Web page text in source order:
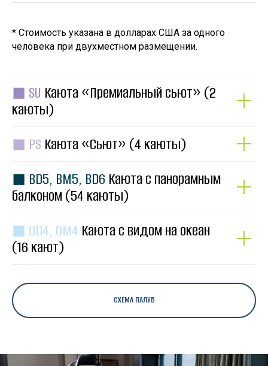
* Стоимость указана в долларах США за одного
человека при двухместном размещении.
◼ SU Каюта «Премиальный сьют» (2
каюты)
◼ PS Каюта «Сьют» (4 каюты)
◼ BD5, BM5, BD6 Каюта с панорамным
балконом (54 каюты)
◼ OD4, OM4 Каюта с видом на океан
(16 кают)
СХЕМА ПАЛУБ